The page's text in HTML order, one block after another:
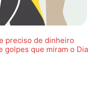
preciso de dinheiro
golpes que miram o Dia